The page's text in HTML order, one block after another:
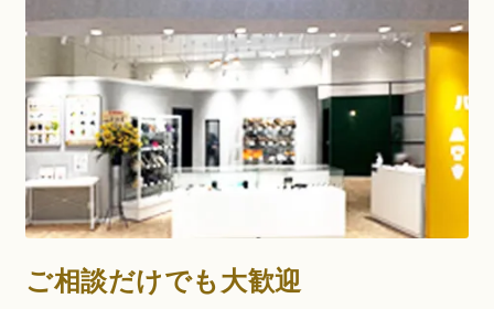
ご相談だけでも大歓迎